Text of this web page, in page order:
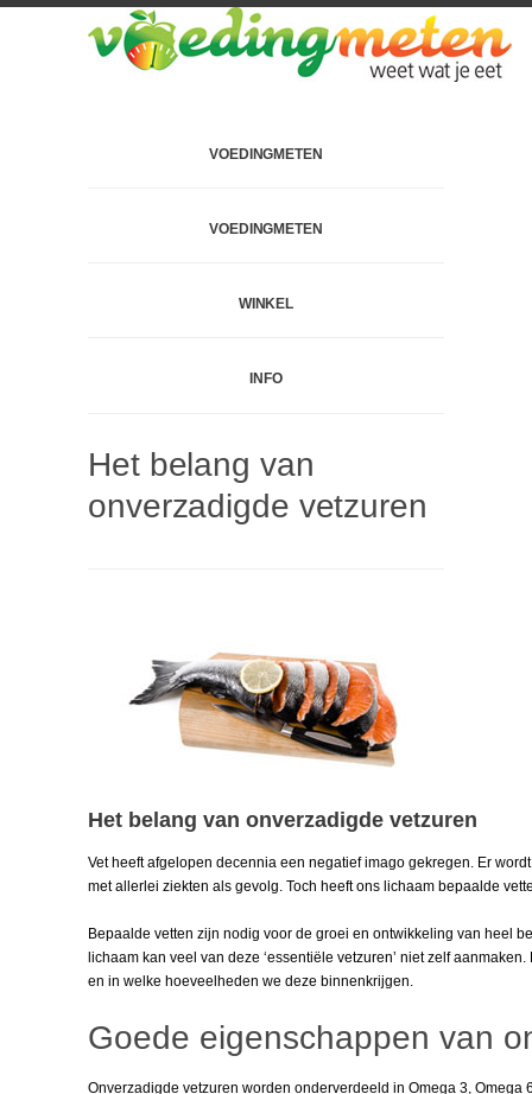
VOEDINGMETEN
VOEDINGMETEN
WINKEL
INFO
Het belang van
onverzadigde vetzuren
Het belang van onverzadigde vetzuren
Vet heeft afgelopen decennia een negatief imago gekregen. Er
met allerlei ziekten als gevolg. Toch heeft ons lichaam bepaalde
Bepaalde vetten zijn nodig voor de groei en ontwikkeling van heel
lichaam kan veel van deze ‘essentiële vetzuren’ niet zelf
en in welke hoeveelheden we deze binnenkrijgen.
Goede eigenschappen van
Onverzadigde vetzuren worden onderverdeeld in Omega 3,